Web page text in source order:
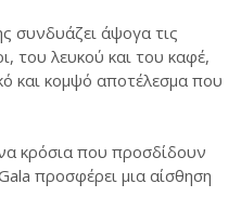
συνδυάζει άψογα τις
του λευκού και του καφέ,
και κοµψό αποτέλεσµα που
κρόσια που προσδίδουν
προσφέρει µια αίσθηση